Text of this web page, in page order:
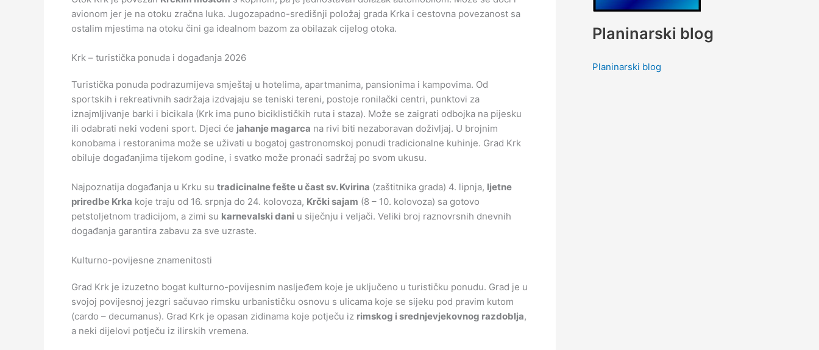
avionom jer je na otoku zračna luka. Jugozapadno-središnji položaj grada Krka i cestovna povezanost sa
ostalim mjestima na otoku čini ga idealnom bazom za obilazak cijelog otoka.
Krk – turistička ponuda i događanja 2026
Turistička ponuda podrazumijeva smještaj u hotelima, apartmanima, pansionima i kampovima. Od
sportskih i rekreativnih sadržaja izdvajaju se teniski tereni, postoje ronilački centri, punktovi za
iznajmljivanje barki i bicikala (Krk ima puno biciklističkih ruta i staza). Može se zaigrati odbojka na pijesku
ili odabrati neki vodeni sport. Djeci će jahanje magarca na rivi biti nezaboravan doživljaj. U brojnim
konobama i restoranima može se uživati u bogatoj gastronomskoj ponudi tradicionalne kuhinje. Grad Krk
obiluje događanjima tijekom godine, i svatko može pronaći sadržaj po svom ukusu.
Najpoznatija događanja u Krku su tradicinalne fešte u čast sv. Kvirina (zaštitnika grada) 4. lipnja, ljetne
priredbe Krka koje traju od 16. srpnja do 24. kolovoza, Krčki sajam (8 – 10. kolovoza) sa gotovo
petstoljetnom tradicijom, a zimi su karnevalski dani u siječnju i veljači. Veliki broj raznovrsnih dnevnih
događanja garantira zabavu za sve uzraste.
Kulturno-povijesne znamenitosti
Grad Krk je izuzetno bogat kulturno-povijesnim nasljeđem koje je uključeno u turističku ponudu. Grad je u
svojoj povijesnoj jezgri sačuvao rimsku urbanističku osnovu s ulicama koje se sijeku pod pravim kutom
(cardo – decumanus). Grad Krk je opasan zidinama koje potječu iz rimskog i srednjevjekovnog razdoblja,
a neki dijelovi potječu iz ilirskih vremena.
Planinarski blog
Planinarski blog